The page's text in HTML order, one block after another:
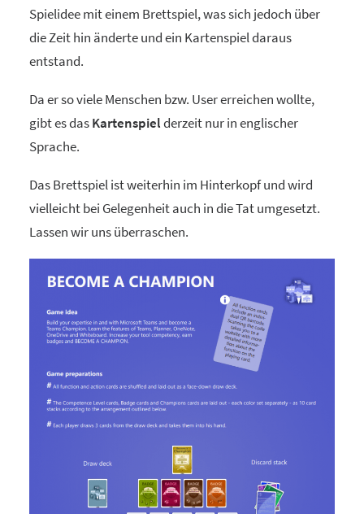
Spielidee mit einem Brettspiel, was sich jedoch über
die Zeit hin änderte und ein Kartenspiel daraus
entstand.
Da er so viele Menschen bzw. User erreichen wollte,
gibt es dasKartenspielderzeit nur in englischer
Sprache.
Das Brettspiel ist weiterhin im Hinterkopf und wird
vielleicht bei Gelegenheit auch in die Tat umgesetzt.
Lassen wir uns überraschen.